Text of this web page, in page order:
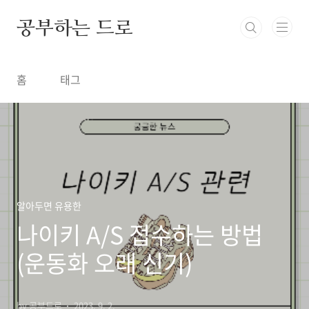
공부하는 드로
홈 태그
알아두면 유용한
나이키 A/S 접수하는 방법
(운동화 오래 신기)
by 공부드로 2023. 9. 2.